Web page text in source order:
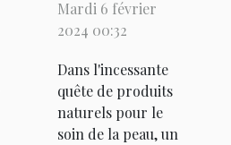
et
du lait
d'ânesse
pour la peau
Mardi 6 février
2024 00:32
Dans l'incessante
quête de produits
naturels pour le
soin de la peau, un